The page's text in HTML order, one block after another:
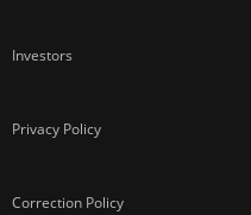
Investors
Privacy Policy
Correction Policy